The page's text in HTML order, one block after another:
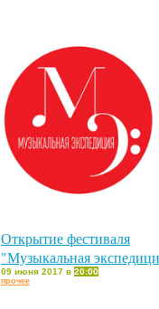
Открытие фестиваля
"Музыкальная
09 июня 2017 в 20:00
прочее